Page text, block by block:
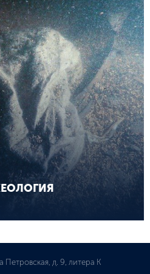
Петровская, д. 9, литера К